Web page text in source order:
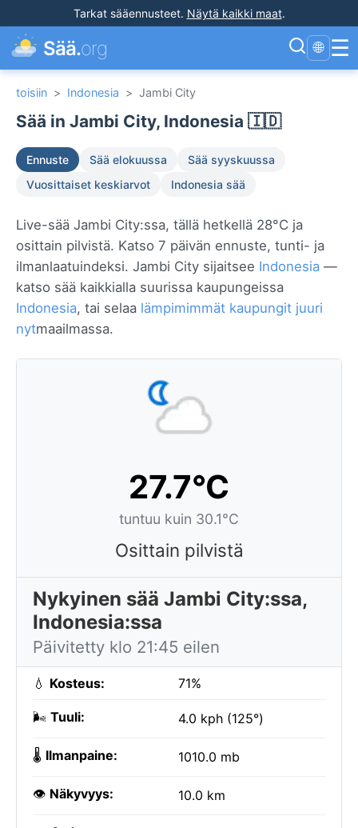
Tarkat sääennusteet. Näytä kaikki maat.
Sää.org 🌐 ☰
toisiin > Indonesia > Jambi City
Sää in Jambi City, Indonesia 🇮🇩
Ennuste Sää elokuussa
Sää syyskuussa
Vuosittaiset keskiarvot
Indonesia sää
Live-sää Jambi City:ssa, tällä hetkellä 28°C ja
osittain pilvistä. Katso 7 päivän ennuste, tunti- ja
ilmanlaatuindeksi. Jambi City sijaitsee Indonesia —
katso sää kaikkialla suurissa kaupungeissa
Indonesia, tai selaa lämpimimmät kaupungit juuri
nytmaailmassa.
27.7°C
tuntuu kuin 30.1°C
Osittain pilvistä
Nykyinen sää Jambi City:ssa,
Indonesia:ssa
Päivitetty klo 21:45 eilen
💧 Kosteus: 71%
🌬️ Tuuli: 4.0 kph (125°)
🌡️ Ilmanpaine: 1010.0 mb
👁️ Näkyvyys: 10.0 km